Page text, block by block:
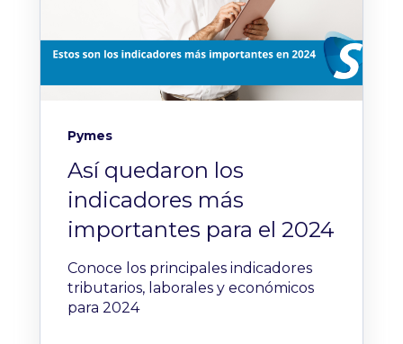
Pymes
Así quedaron los
indicadores más
importantes para el 2024
Conoce los principales indicadores
tributarios, laborales y económicos
para 2024